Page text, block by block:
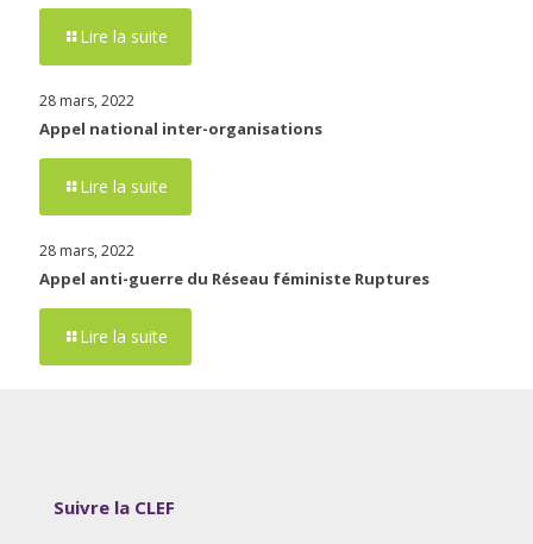
Lire la suite
28 mars, 2022
Appel national inter-organisations
Lire la suite
28 mars, 2022
Appel anti-guerre du Réseau féministe Ruptures
Lire la suite
Suivre la CLEF